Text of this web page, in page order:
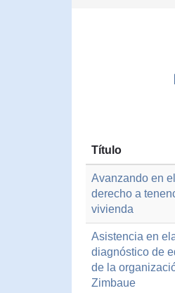
Título
Avanzando en
derecho a
vivienda
Asistencia en
diagnóstico de
de la
Zimbaue